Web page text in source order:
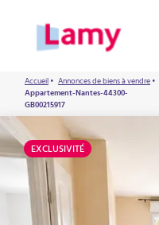
Accueil• Annonces de biens à vendre•
Appartement-Nantes-44300-
GB00215917
EXCLUSIVITÉ